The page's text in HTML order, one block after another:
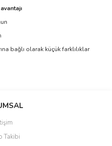
bağlı olarak küçük farklılıklar
siz yapın!
görüntülenemiyor.
Takibi